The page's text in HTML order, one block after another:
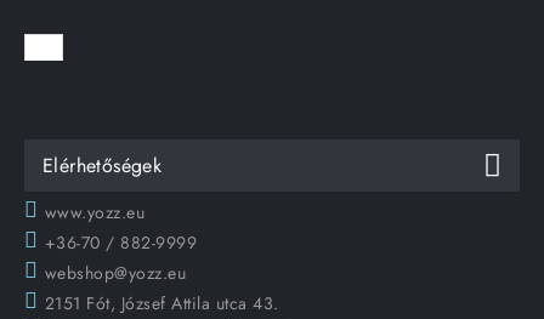
Elérhetőségek
www.yozz.eu
+36-70 / 882-9999
webshop@yozz.eu
2151 Fót, József Attila utca 43.